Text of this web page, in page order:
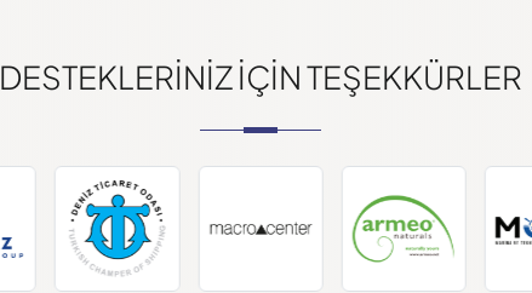
DESTEKLERINIZ IÇIN TEŞEKKÜRLER